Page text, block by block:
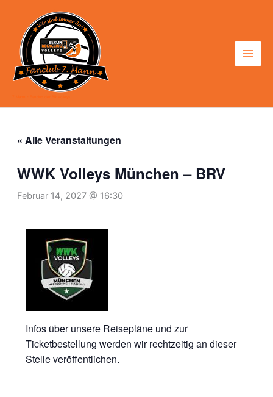
springen
« Alle Veranstaltungen
WWK Volleys München – BRV
Februar 14, 2027 @ 16:30
Infos über unsere Reisepläne und zur
Ticketbestellung werden wir rechtzeitig an dieser
Stelle veröffentlichen.